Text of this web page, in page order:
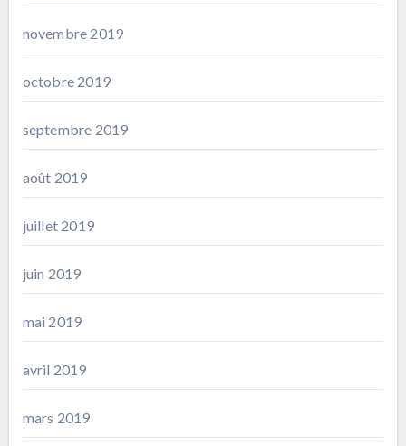
novembre 2019
octobre 2019
septembre 2019
août 2019
juillet 2019
juin 2019
mai 2019
avril 2019
mars 2019